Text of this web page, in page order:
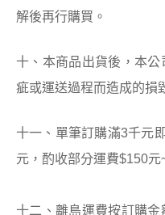
解後再行購買。
十、本商品出貨後，本
疵或運送過程而造成的損
十一、單筆訂購滿3千元
元，酌收部分運費$150元
十二、離島運費按訂購